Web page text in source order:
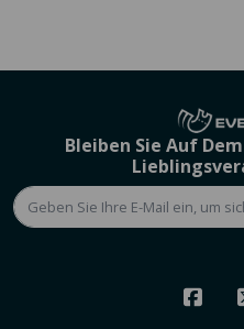
Bleiben Sie Auf